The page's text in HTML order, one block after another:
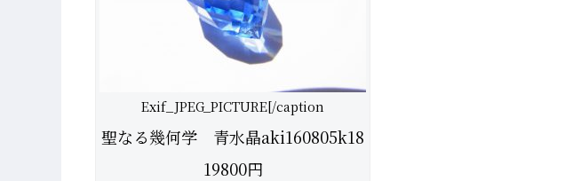
Exif_JPEG_PICTURE[/caption
聖なる幾何学 青水晶aki160805k18
19800円